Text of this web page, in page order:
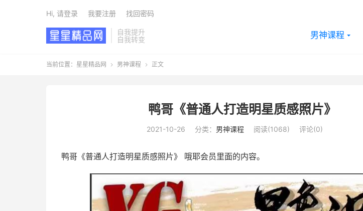
自我提升
自我转变
男神课程
Hi, 请登录 我要注册 找回密码
当前位置： 星星精品网  男神课程  正文
鸭哥《普通人打造明星质感照片》
2021-10-26 分类： 男神课程 阅读(1068) 评论(0)
鸭哥《普通人打造明星质感照片》 哦耶会员里面的内容。